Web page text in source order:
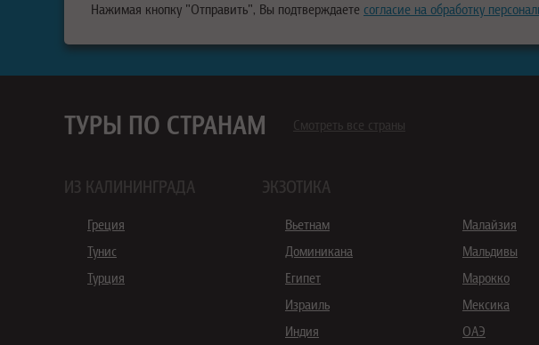
Нажимая кнопку "Отправить", Вы подтверждаете согласие на обработку
ТУРЫ ПО СТРАНАМ Смотреть все страны
ИЗ КАЛИНИНГРАДА
Греция
Тунис
Турция
ЭКЗОТИКА
Вьетнам
Доминикана
Египет
Израиль
Индия
Малайзия
Мальдивы
Марокко
Мексика
ОАЭ